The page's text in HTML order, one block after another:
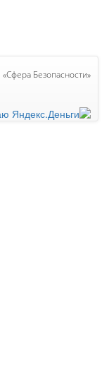
Безопасности»